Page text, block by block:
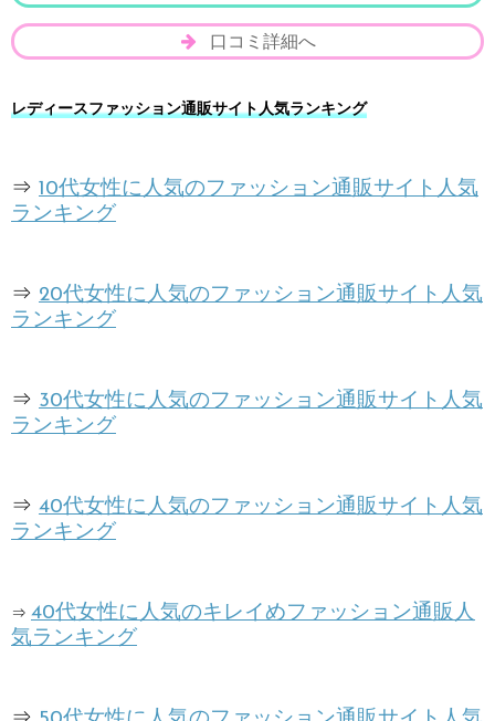
口コミ詳細へ
レディースファッション通販サイト人気ランキング
⇒ 10代女性に人気のファッション通販サイト人気
ランキング
⇒ 20代女性に人気のファッション通販サイト人気
ランキング
⇒ 30代女性に人気のファッション通販サイト人気
ランキング
⇒ 40代女性に人気のファッション通販サイト人気
ランキング
⇒ 40代女性に人気のキレイめファッション通販人
気ランキング